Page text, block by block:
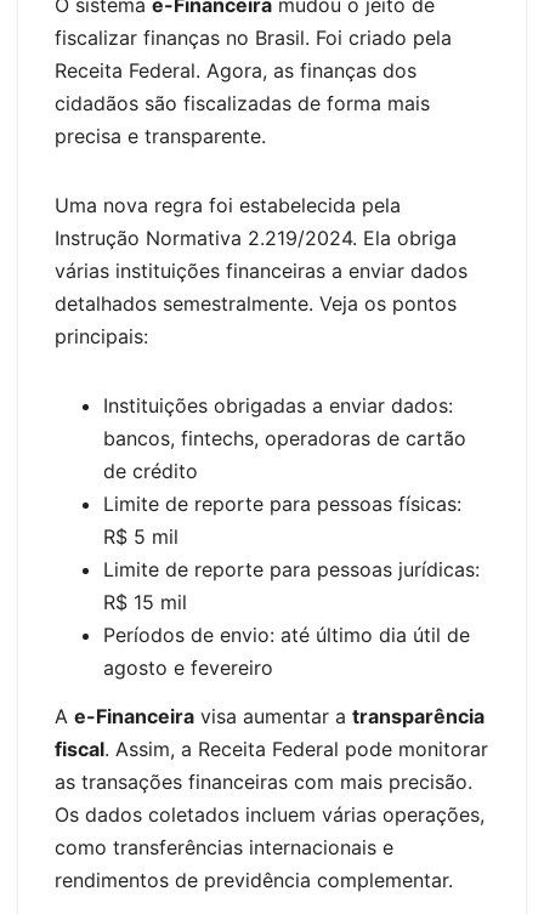
O sistema e-Financeira mudou o jeito de
fiscalizar finanças no Brasil. Foi criado pela
Receita Federal. Agora, as finanças dos
cidadãos são fiscalizadas de forma mais
precisa e transparente.
Uma nova regra foi estabelecida pela
Instrução Normativa 2.219/2024. Ela obriga
várias instituições financeiras a enviar dados
detalhados semestralmente. Veja os pontos
principais:
Instituições obrigadas a enviar dados:
bancos, fintechs, operadoras de cartão
de crédito
Limite de reporte para pessoas físicas:
R$ 5 mil
Limite de reporte para pessoas jurídicas:
R$ 15 mil
Períodos de envio: até último dia útil de
agosto e fevereiro
A e-Financeira visa aumentar a transparência
fiscal. Assim, a Receita Federal pode monitorar
as transações financeiras com mais precisão.
Os dados coletados incluem várias operações,
como transferências internacionais e
rendimentos de previdência complementar.